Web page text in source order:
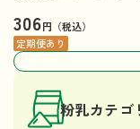
306円（税込）
定期便あり
粉乳カテゴ